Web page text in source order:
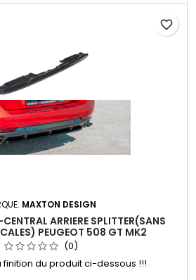
MAXTON DESIGN
ARRIERE SPLITTER(SANS
PEUGEOT 508 GT MK2
(0)
finition du produit ci-dessous !!!
favorite_border